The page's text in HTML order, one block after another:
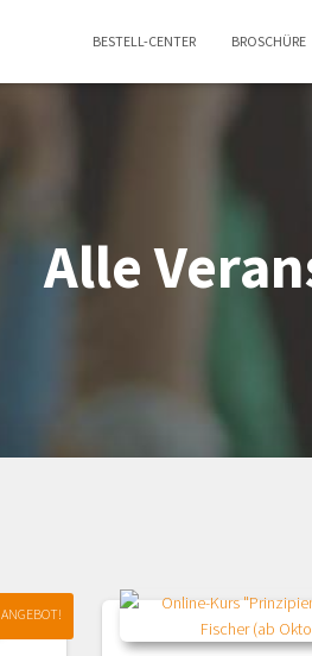
BESTELL-CENTER BROSCHÜRE
Alle
ANGEBOT!